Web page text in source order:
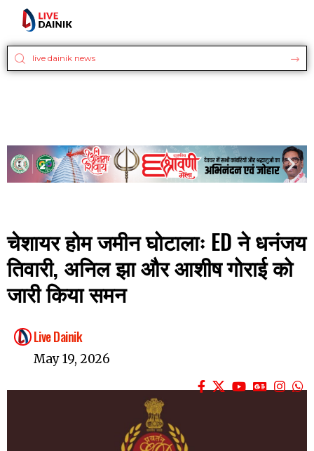
चेशायर होम जमीन घोटालाः ED ने धनंजय
तिवारी, अनिल झा और आशीष गोराई को
जारी किया समन
Live Dainik
May 19, 2026